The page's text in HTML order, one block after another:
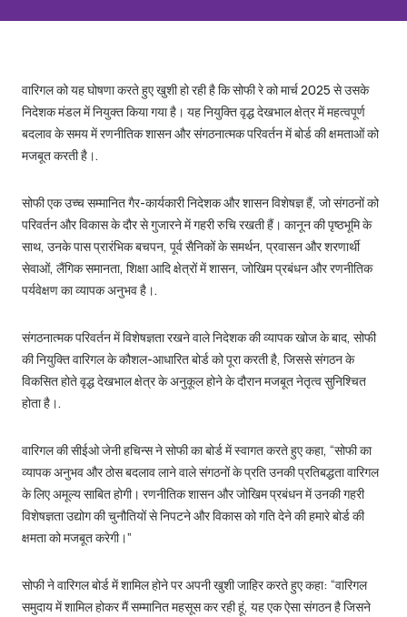
वारिगल को यह घोषणा करते हुए खुशी हो रही है कि सोफी रे को मार्च 2025 से उसके
निदेशक मंडल में नियुक्त किया गया है। यह नियुक्ति वृद्ध देखभाल क्षेत्र में महत्वपूर्ण
बदलाव के समय में रणनीतिक शासन और संगठनात्मक परिवर्तन में बोर्ड की क्षमताओं को
मजबूत करती है।.
सोफी एक उच्च सम्मानित गैर-कार्यकारी निदेशक और शासन विशेषज्ञ हैं, जो संगठनों को
परिवर्तन और विकास के दौर से गुजारने में गहरी रुचि रखती हैं। कानून की पृष्ठभूमि के
साथ, उनके पास प्रारंभिक बचपन, पूर्व सैनिकों के समर्थन, प्रवासन और शरणार्थी
सेवाओं, लैंगिक समानता, शिक्षा आदि क्षेत्रों में शासन, जोखिम प्रबंधन और रणनीतिक
पर्यवेक्षण का व्यापक अनुभव है।.
संगठनात्मक परिवर्तन में विशेषज्ञता रखने वाले निदेशक की व्यापक खोज के बाद, सोफी
की नियुक्ति वारिगल के कौशल-आधारित बोर्ड को पूरा करती है, जिससे संगठन के
विकसित होते वृद्ध देखभाल क्षेत्र के अनुकूल होने के दौरान मजबूत नेतृत्व सुनिश्चित
होता है।.
वारिगल की सीईओ जेनी हचिन्स ने सोफी का बोर्ड में स्वागत करते हुए कहा, “सोफी का
व्यापक अनुभव और ठोस बदलाव लाने वाले संगठनों के प्रति उनकी प्रतिबद्धता वारिगल
के लिए अमूल्य साबित होगी। रणनीतिक शासन और जोखिम प्रबंधन में उनकी गहरी
विशेषज्ञता उद्योग की चुनौतियों से निपटने और विकास को गति देने की हमारे बोर्ड की
क्षमता को मजबूत करेगी।”
सोफी ने वारिगल बोर्ड में शामिल होने पर अपनी खुशी जाहिर करते हुए कहा: “वारिगल
समुदाय में शामिल होकर मैं सम्मानित महसूस कर रही हूं, यह एक ऐसा संगठन है जिसने